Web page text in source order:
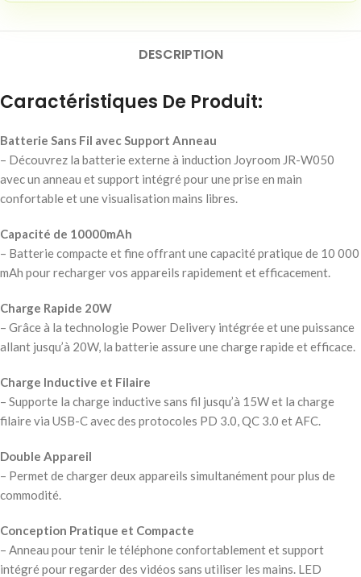
DESCRIPTION
Caractéristiques De Produit:
Batterie Sans Fil avec Support Anneau
– Découvrez la batterie externe à induction Joyroom JR-W050
avec un anneau et support intégré pour une prise en main
confortable et une visualisation mains libres.
Capacité de 10000mAh
– Batterie compacte et fine offrant une capacité pratique de 10 000
mAh pour recharger vos appareils rapidement et efficacement.
Charge Rapide 20W
– Grâce à la technologie Power Delivery intégrée et une puissance
allant jusqu’à 20W, la batterie assure une charge rapide et efficace.
Charge Inductive et Filaire
– Supporte la charge inductive sans fil jusqu’à 15W et la charge
filaire via USB-C avec des protocoles PD 3.0, QC 3.0 et AFC.
Double Appareil
– Permet de charger deux appareils simultanément pour plus de
commodité.
Conception Pratique et Compacte
– Anneau pour tenir le téléphone confortablement et support
intégré pour regarder des vidéos sans utiliser les mains. LED